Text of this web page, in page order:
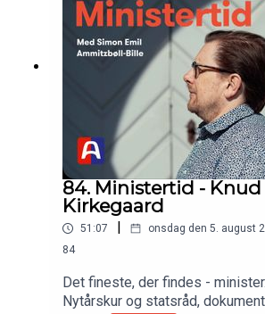
I podcasten ’Ministertid’ inviterer
indenrigsminister Simon Emil
ministre i studiet for at dele
Ministertid udkom oprindeligt
sommeren 2024 bliver den udgivet af
Denne udgave af Ministertid blev
84. Ministertid - Knud
Kirkegaard
51:07 | onsdag den 5. august
84
Det fineste, der findes -
Nytårskur og statsråd,